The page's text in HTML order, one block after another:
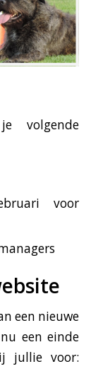
volgende
voor
een nieuwe
een einde
jullie voor: